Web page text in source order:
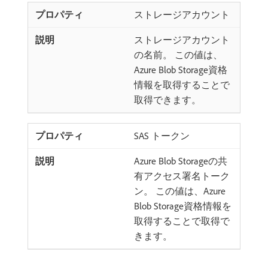
ストレージアカウント
ストレージアカウント
の名前。 この値は、
Azure Blob Storage資格
情報を取得することで
取得できます。
SAS トークン
Azure Blob Storageの共
有アクセス署名トーク
ン。 この値は、Azure
Blob Storage資格情報を
取得することで取得で
きます。